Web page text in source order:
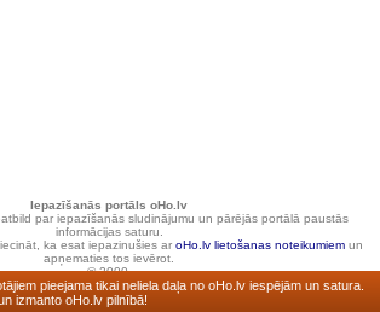
Iepazīšanās portāls oHo.lv
par iepazīšanās sludinājumu un pārējās portālā paustās
informācijas saturu.
ka esat iepazinušies ar oHo.lv lietošanas noteikumiemun
apņematies tos ievērot.
© 2000.
pieejama tikai neliela daļa no oHo.lv iespējām un satura.
izmanto oHo.lv pilnībā!